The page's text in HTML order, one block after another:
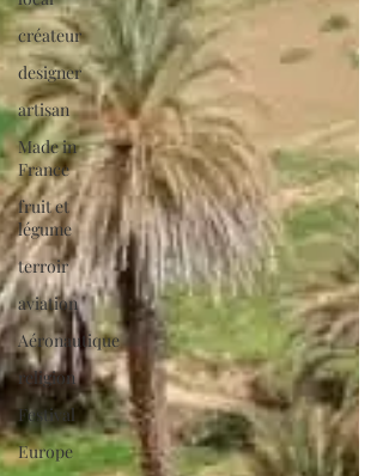
créateur
designer
artisan
Made in
France
fruit et
légume
terroir
aviation
Aéronautique
religion
Festival
Europe